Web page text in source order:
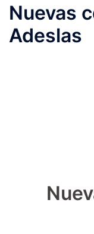
Nuevas
Adeslas